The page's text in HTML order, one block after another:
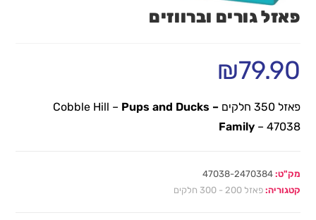
פאזל גורים וברווזים
₪79.90
פאזל 350 חלקים Cobble Hill –
Pups and Ducks –
Family– 47038
מק"ט:47038-2470384
קטגוריה:פאזל 200 - 300 חלקים